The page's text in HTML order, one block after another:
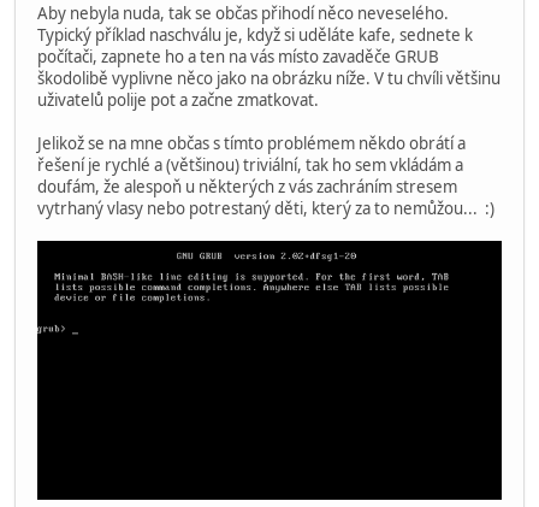
Aby nebyla nuda, tak se občas přihodí něco neveselého.
Typický příklad naschválu je, když si uděláte kafe, sednete k
počítači, zapnete ho a ten na vás místo zavaděče GRUB
škodolibě vyplivne něco jako na obrázku níže. V tu chvíli většinu
uživatelů polije pot a začne zmatkovat.
Jelikož se na mne občas s tímto problémem někdo obrátí a
řešení je rychlé a (většinou) triviální, tak ho sem vkládám a
doufám, že alespoň u některých z vás zachráním stresem
vytrhaný vlasy nebo potrestaný děti, který za to nemůžou... :)